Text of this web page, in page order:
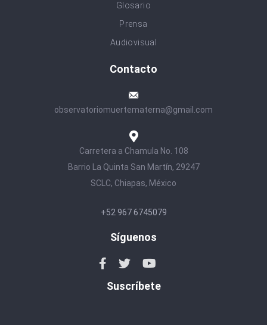
Glosario
Prensa
Audiovisual
Contacto
observatoriomuertematerna@gmail.com
Carretera a Chamula No. 108
Barrio La Quinta San Martín, 29247
SCLC, Chiapas, México
+52 967 6745079
Síguenos
Suscríbete